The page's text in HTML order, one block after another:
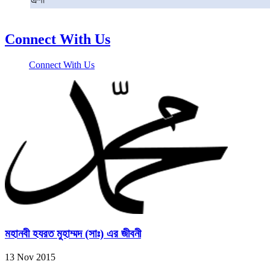
Connect With Us
Connect With Us
মহানবী হযরত মুহাম্মদ (সাঃ) এর জীবনী
13 Nov 2015